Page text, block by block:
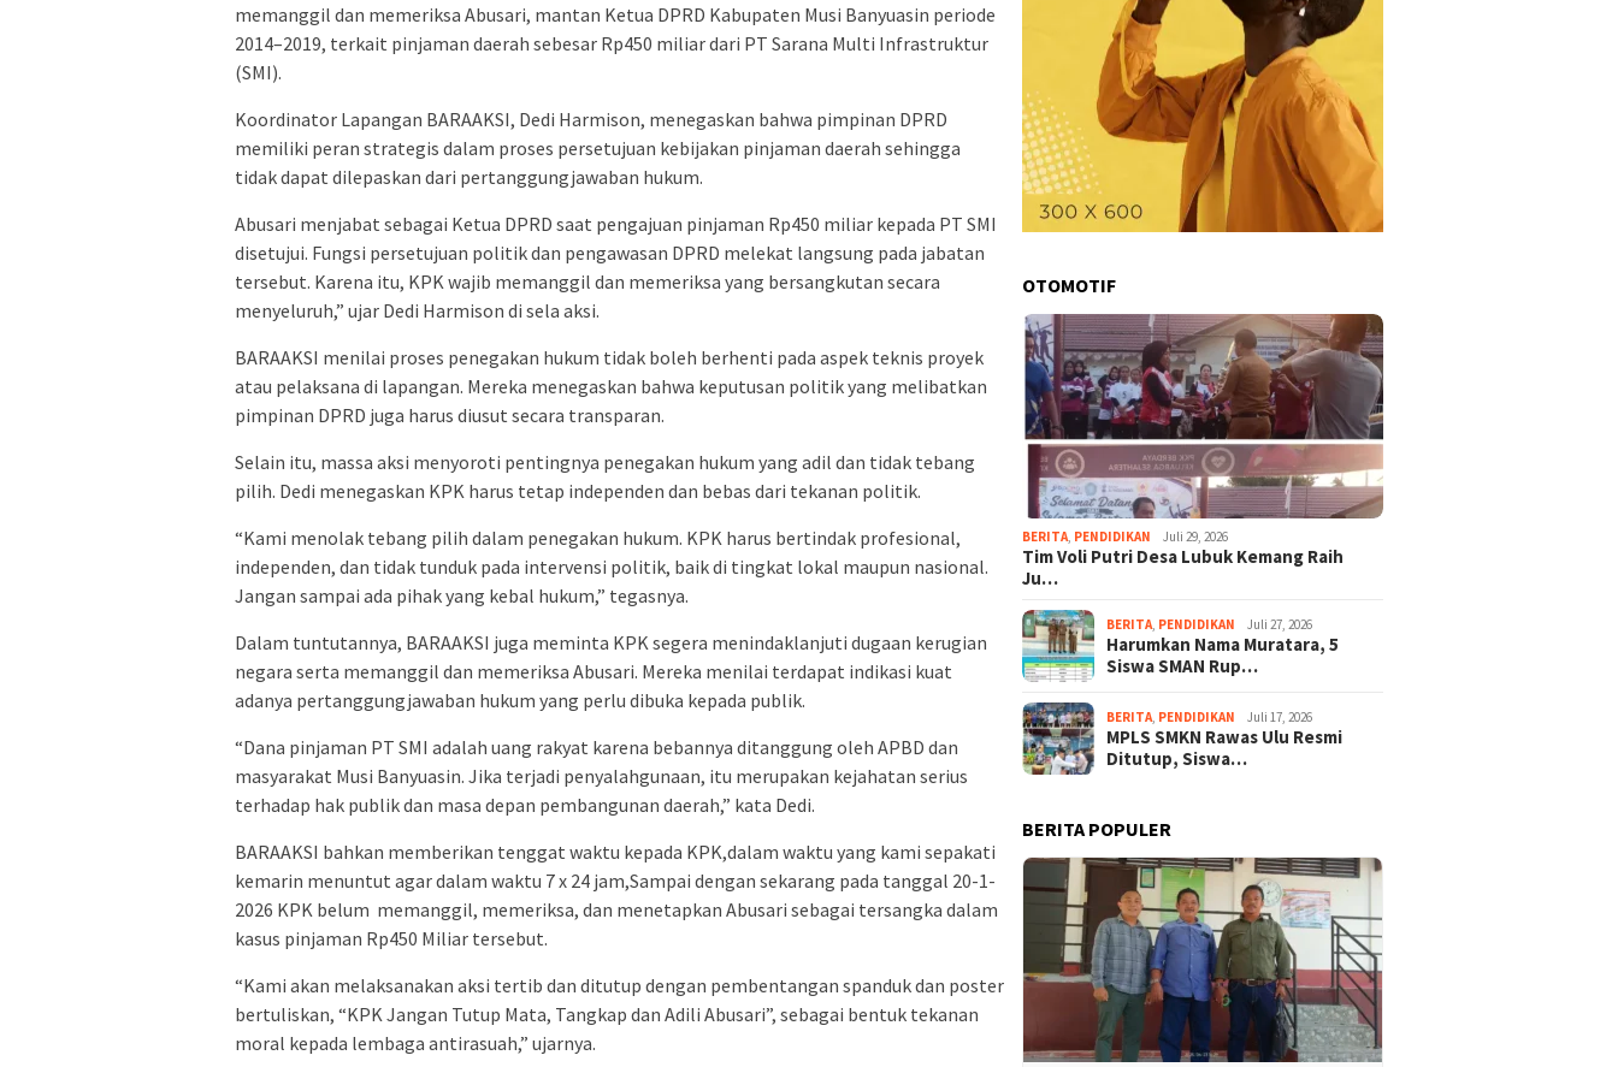
memanggil dan memeriksa Abusari, mantan Ketua DPRD Kabupaten Musi Banyuasin periode
2014–2019, terkait pinjaman daerah sebesar Rp450 miliar dari PT Sarana Multi Infrastruktur
(SMI).
Koordinator Lapangan BARAAKSI, Dedi Harmison, menegaskan bahwa pimpinan DPRD
memiliki peran strategis dalam proses persetujuan kebijakan pinjaman daerah sehingga
tidak dapat dilepaskan dari pertanggungjawaban hukum.
Abusari menjabat sebagai Ketua DPRD saat pengajuan pinjaman Rp450 miliar kepada PT SMI
disetujui. Fungsi persetujuan politik dan pengawasan DPRD melekat langsung pada jabatan
tersebut. Karena itu, KPK wajib memanggil dan memeriksa yang bersangkutan secara
menyeluruh,” ujar Dedi Harmison di sela aksi.
BARAAKSI menilai proses penegakan hukum tidak boleh berhenti pada aspek teknis proyek
atau pelaksana di lapangan. Mereka menegaskan bahwa keputusan politik yang melibatkan
pimpinan DPRD juga harus diusut secara transparan.
Selain itu, massa aksi menyoroti pentingnya penegakan hukum yang adil dan tidak tebang
pilih. Dedi menegaskan KPK harus tetap independen dan bebas dari tekanan politik.
“Kami menolak tebang pilih dalam penegakan hukum. KPK harus bertindak profesional,
independen, dan tidak tunduk pada intervensi politik, baik di tingkat lokal maupun nasional.
Jangan sampai ada pihak yang kebal hukum,” tegasnya.
Dalam tuntutannya, BARAAKSI juga meminta KPK segera menindaklanjuti dugaan kerugian
negara serta memanggil dan memeriksa Abusari. Mereka menilai terdapat indikasi kuat
adanya pertanggungjawaban hukum yang perlu dibuka kepada publik.
“Dana pinjaman PT SMI adalah uang rakyat karena bebannya ditanggung oleh APBD dan
masyarakat Musi Banyuasin. Jika terjadi penyalahgunaan, itu merupakan kejahatan serius
terhadap hak publik dan masa depan pembangunan daerah,” kata Dedi.
BARAAKSI bahkan memberikan tenggat waktu kepada KPK,dalam waktu yang kami sepakati
kemarin menuntut agar dalam waktu 7 x 24 jam,Sampai dengan sekarang pada tanggal 20-1-
2026 KPK belum memanggil, memeriksa, dan menetapkan Abusari sebagai tersangka dalam
kasus pinjaman Rp450 Miliar tersebut.
“Kami akan melaksanakan aksi tertib dan ditutup dengan pembentangan spanduk dan poster
bertuliskan, “KPK Jangan Tutup Mata, Tangkap dan Adili Abusari”, sebagai bentuk tekanan
moral kepada lembaga antirasuah,” ujarnya.
OTOMOTIF
BERITA, PENDIDIKAN Juli 29, 2026
Tim Voli Putri Desa Lubuk Kemang Raih
Ju…
BERITA, PENDIDIKAN Juli 27, 2026
Harumkan Nama Muratara, 5
Siswa SMAN Rup…
BERITA, PENDIDIKAN Juli 17, 2026
MPLS SMKN Rawas Ulu Resmi
Ditutup, Siswa…
BERITA POPULER